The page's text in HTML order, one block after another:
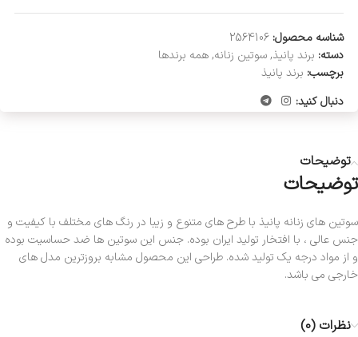
شناسه محصول: 2564106
دسته: برند پانیذ,سوتین زنانه,همه برندها
برچسب: برند پانیذ
دنبال کنید:
توضیحات
توضیحات
سوتین های زنانه پانیذ با طرح های متنوع و زیبا در رنگ های مختلف با کیفیت و
جنس عالی ، با افتخار تولید ایران بوده. جنس این سوتین ها ضد حساسیت بوده
و از مواد درجه یک تولید شده. طراحی این محصول مشابه بروزترین مدل های
خارجی می باشد.
نظرات (0)